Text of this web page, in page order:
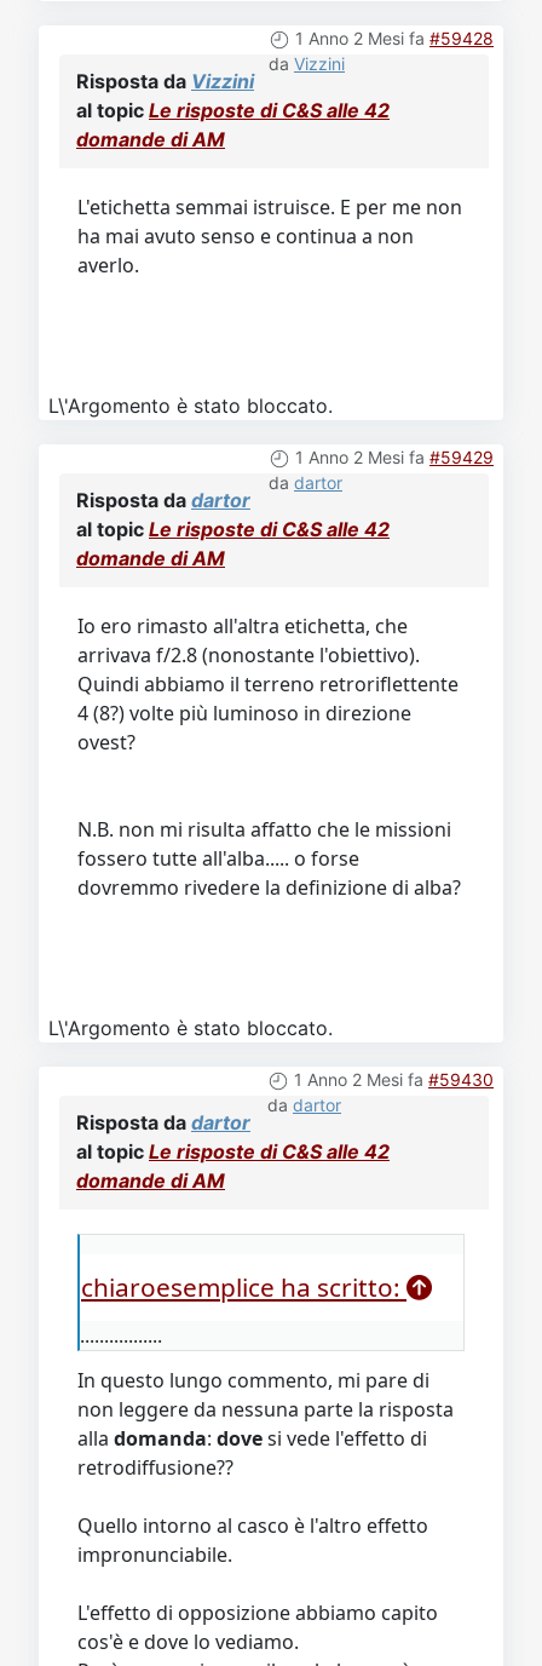
1 Anno 2 Mesi fa #59428
da Vizzini
Risposta da Vizzini
al topic Le risposte di C&S alle 42
domande di AM
L'etichetta semmai istruisce. E per me non
ha mai avuto senso e continua a non
averlo.
L\'Argomento è stato bloccato.
1 Anno 2 Mesi fa #59429
da dartor
Risposta da dartor
al topic Le risposte di C&S alle 42
domande di AM
Io ero rimasto all'altra etichetta, che
arrivava f/2.8 (nonostante l'obiettivo).
Quindi abbiamo il terreno retroriflettente
4 (8?) volte più luminoso in direzione
ovest?
N.B. non mi risulta affatto che le missioni
fossero tutte all'alba..... o forse
dovremmo rivedere la definizione di alba?
L\'Argomento è stato bloccato.
1 Anno 2 Mesi fa #59430
da dartor
Risposta da dartor
al topic Le risposte di C&S alle 42
domande di AM
chiaroesemplice ha scritto:
.................
In questo lungo commento, mi pare di
non leggere da nessuna parte la risposta
alla domanda: dovesi vede l'effetto di
retrodiffusione??
Quello intorno al casco è l'altro effetto
impronunciabile.
L'effetto di opposizione abbiamo capito
cos'è e dove lo vediamo.